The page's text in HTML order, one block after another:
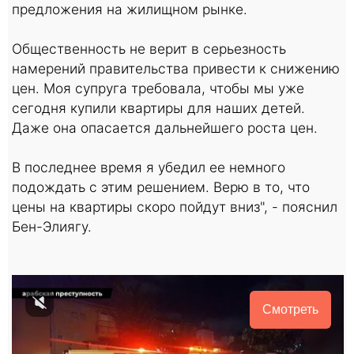
предложения на жилищном рынке.
Общественность не верит в серьезность
намерений правительства привести к снижению
цен. Моя супруга требовала, чтобы мы уже
сегодня купили квартиры для наших детей.
Даже она опасается дальнейшего роста цен.
В последнее время я убедил ее немного
подождать с этим решением. Верю в то, что
цены на квартиры скоро пойдут вниз", - пояснил
Бен-Элиягу.
Смотреть